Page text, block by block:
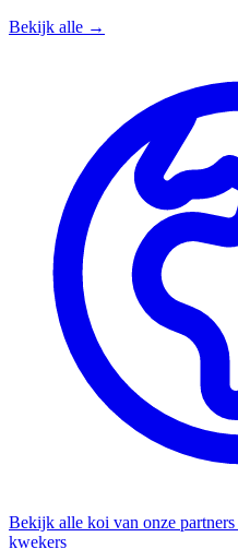
Bekijk alle →
Bekijk alle koi van onze partners
kwekers